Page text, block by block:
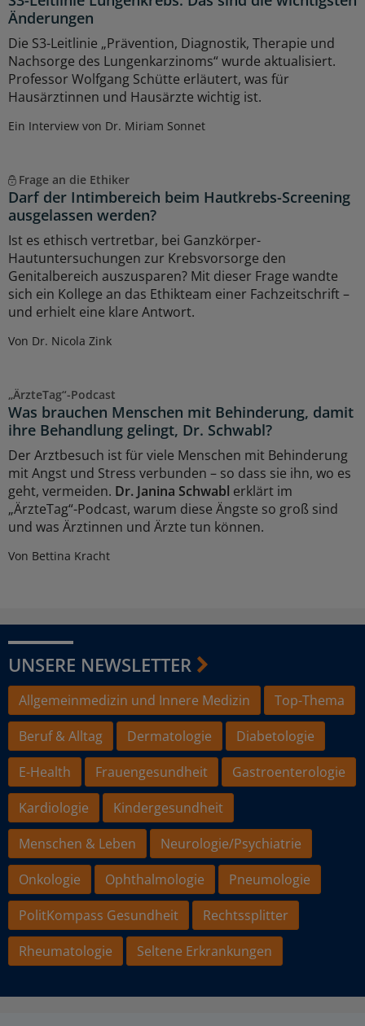
Änderungen
Die S3-Leitlinie „Prävention, Diagnostik, Therapie und
Nachsorge des Lungenkarzinoms“ wurde aktualisiert.
Professor Wolfgang Schütte erläutert, was für
Hausärztinnen und Hausärzte wichtig ist.
Ein Interview von Dr. Miriam Sonnet
Frage an die Ethiker
Darf der Intimbereich beim Hautkrebs-Screening
ausgelassen werden?
Ist es ethisch vertretbar, bei Ganzkörper-
Hautuntersuchungen zur Krebsvorsorge den
Genitalbereich auszusparen? Mit dieser Frage wandte
sich ein Kollege an das Ethikteam einer Fachzeitschrift –
und erhielt eine klare Antwort.
Von Dr. Nicola Zink
„ÄrzteTag“-Podcast
Was brauchen Menschen mit Behinderung, damit
ihre Behandlung gelingt, Dr. Schwabl?
Der Arztbesuch ist für viele Menschen mit Behinderung
mit Angst und Stress verbunden – so dass sie ihn, wo es
geht, vermeiden. Dr. Janina Schwabl erklärt im
„ÄrzteTag“-Podcast, warum diese Ängste so groß sind
und was Ärztinnen und Ärzte tun können.
Von Bettina Kracht
UNSERE NEWSLETTER
Allgemeinmedizin und Innere Medizin
Top-Thema
Beruf & Alltag
Dermatologie
Diabetologie
E-Health
Frauengesundheit
Gastroenterologie
Kardiologie
Kindergesundheit
Menschen & Leben
Neurologie/Psychiatrie
Onkologie
Ophthalmologie
Pneumologie
PolitKompass Gesundheit
Rechtssplitter
Rheumatologie
Seltene Erkrankungen